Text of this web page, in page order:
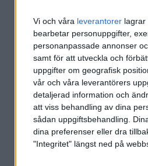
Vi och våra leverantorer lagrar
bearbetar personuppgifter,
personanpassade annonser
samt för att utveckla och
uppgifter om geografisk
vår och våra leverantörers
detaljerad information och
att viss behandling av dina
sådan uppgiftsbehandling.
dina preferenser eller dra
"Integritet" längst ned på